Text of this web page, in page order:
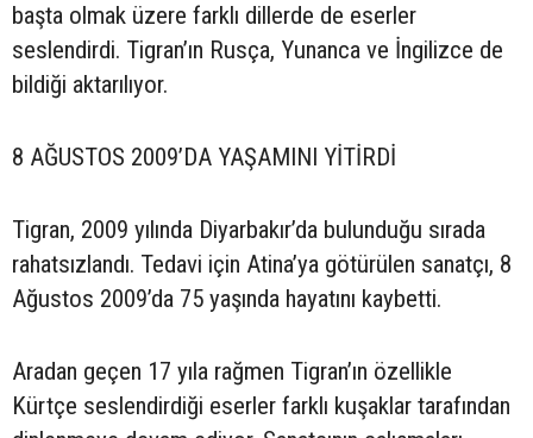
başta olmak üzere farklı dillerde de eserler
seslendirdi. Tigran’ın Rusça, Yunanca ve İngilizce de
bildiği aktarılıyor.
8 AĞUSTOS 2009’DA YAŞAMINI YİTİRDİ
Tigran, 2009 yılında Diyarbakır’da bulunduğu sırada
rahatsızlandı. Tedavi için Atina’ya götürülen sanatçı, 8
Ağustos 2009’da 75 yaşında hayatını kaybetti.
Aradan geçen 17 yıla rağmen Tigran’ın özellikle
Kürtçe seslendirdiği eserler farklı kuşaklar tarafından